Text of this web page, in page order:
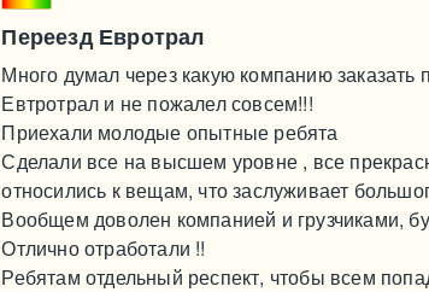
Переезд Евротрал
Много думал через какую компанию заказать
Евтротрал и не пожалел совсем!!!
Приехали молодые опытные ребята
Сделали все на высшем уровне , все
относились к вещам, что заслуживает
Вообщем доволен компанией и грузчиками,
Отлично отработали !!
Ребятам отдельный респект, чтобы всем